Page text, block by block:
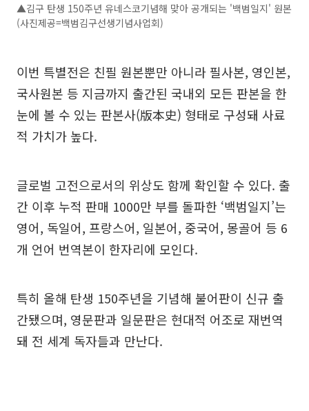
▲김구 탄생 150주년 유네스코기념해 맞아 공개되는 '백범일지' 원본
(사진제공=백범김구선생기념사업회)
이번 특별전은 친필 원본뿐만 아니라 필사본, 영인본,
국사원본 등 지금까지 출간된 국내외 모든 판본을 한
눈에 볼 수 있는 판본사(版本史) 형태로 구성돼 사료
적 가치가 높다.
글로벌 고전으로서의 위상도 함께 확인할 수 있다. 출
간 이후 누적 판매 1000만 부를 돌파한 ‘백범일지’는
영어, 독일어, 프랑스어, 일본어, 중국어, 몽골어 등 6
개 언어 번역본이 한자리에 모인다.
특히 올해 탄생 150주년을 기념해 불어판이 신규 출
간됐으며, 영문판과 일문판은 현대적 어조로 재번역
돼 전 세계 독자들과 만난다.